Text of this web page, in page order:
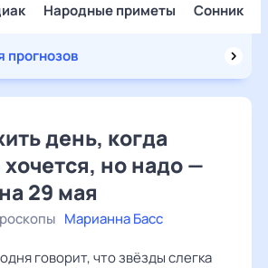
Народные приметы Сонник
прогнозов
день, когда
но надо —
29 мая
Марианна Басс
говорит, что звёзды слегка